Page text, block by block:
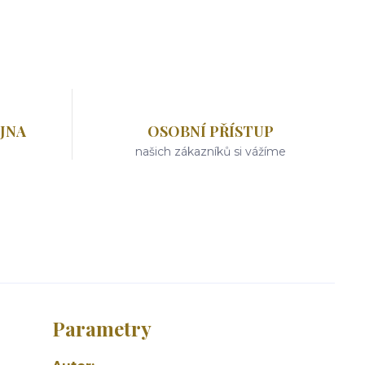
OSOBNÍ PŘÍSTUP
našich zákazníků si vážíme
Parametry